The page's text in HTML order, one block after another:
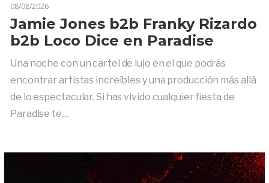
08/08/2026
Jamie Jones b2b Franky Rizardo
b2b Loco Dice en Paradise
Una noche con un cartel de lujo en el que podrás
encontrar artistas increíbles y una producción más allá
de lo espectacular. Si has vivido cualquier fiesta de
Paradise te…